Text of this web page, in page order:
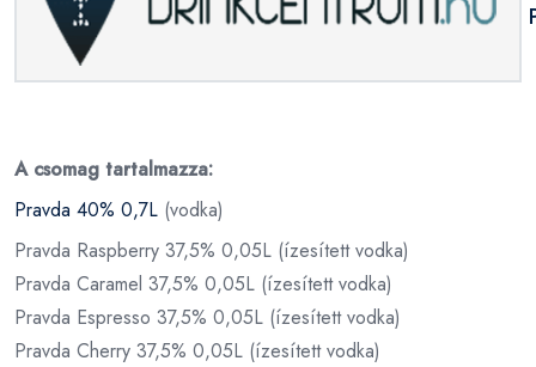
A csomag tartalmazza:
Pravda 40% 0,7L (vodka)
Pravda Raspberry 37,5% 0,05L (ízesített vodka)
Pravda Caramel 37,5% 0,05L (ízesített vodka)
Pravda Espresso 37,5% 0,05L (ízesített vodka)
Pravda Cherry 37,5% 0,05L (ízesített vodka)